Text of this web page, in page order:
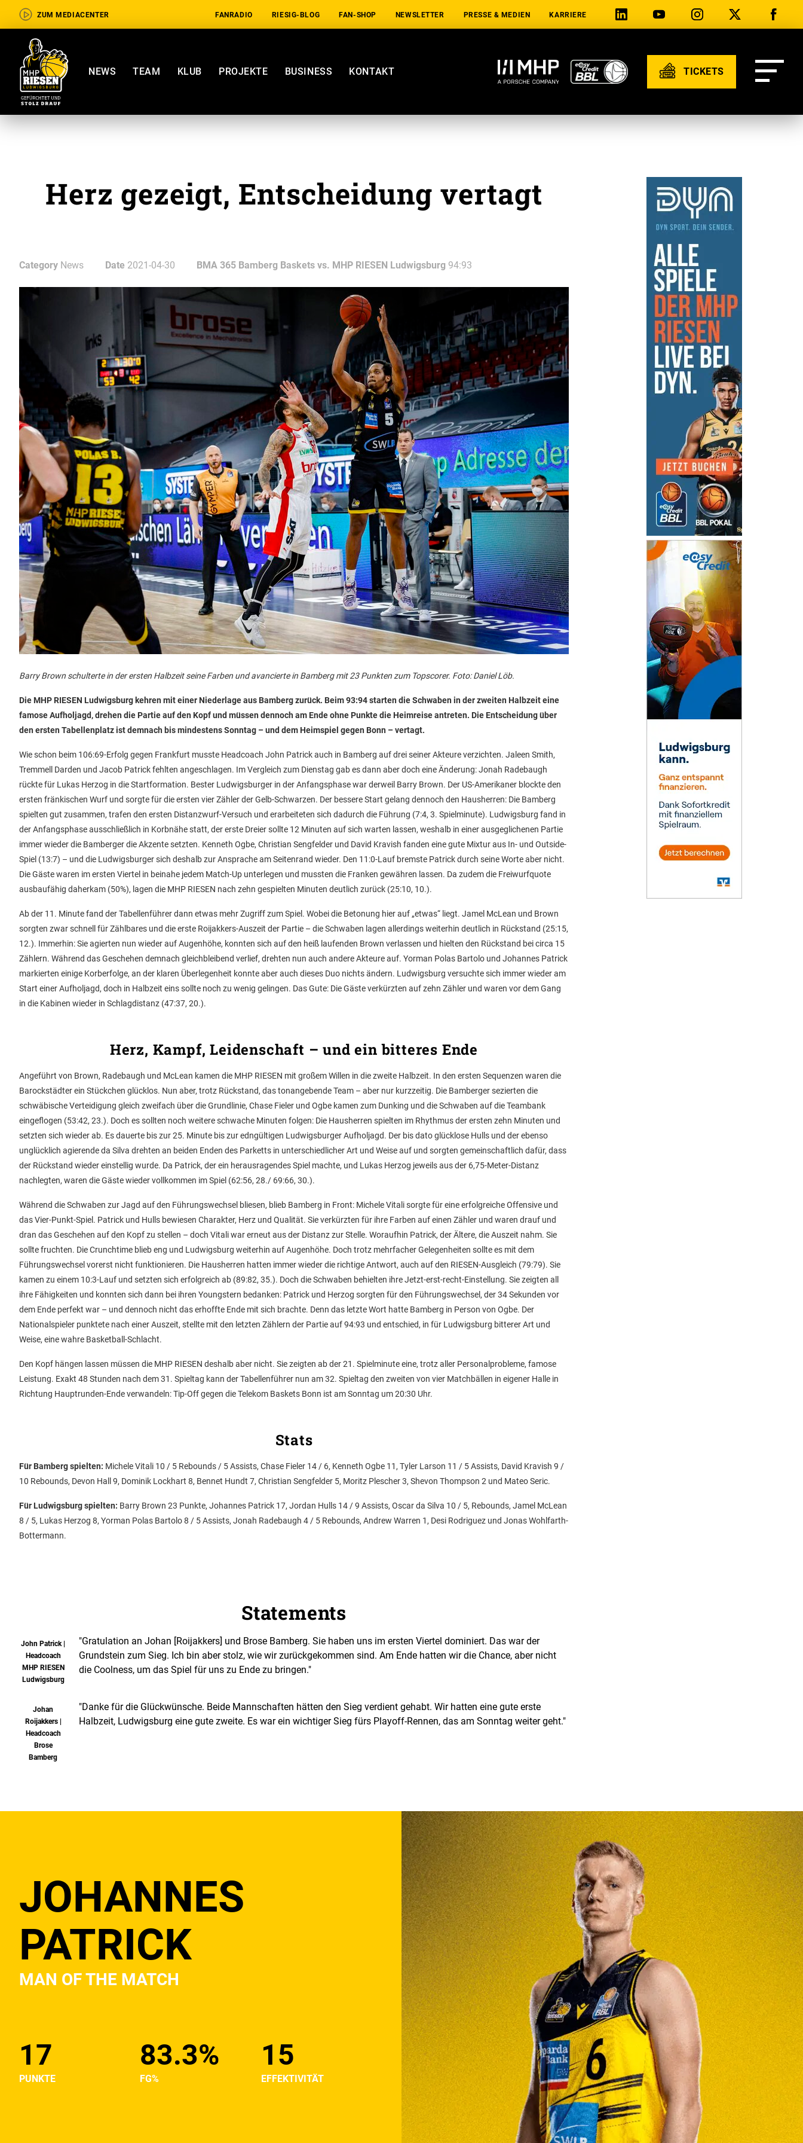
ZUM MEDIACENTER FANRADIO RIESIG-BLOG FAN-SHOP NEWSLETTER PRESSE & MEDIEN KARRIERE
NEWS TEAM KLUB PROJEKTE BUSINESS KONTAKT TICKETS
Herz gezeigt, Entscheidung vertagt
Category News Date 2021-04-30 BMA 365 Bamberg Baskets vs. MHP RIESEN Ludwigsburg 94:93
Barry Brown schulterte in der ersten Halbzeit seine Farben und avancierte in Bamberg mit 23 Punkten zum Topscorer. Foto: Daniel Löb.
Die MHP RIESEN Ludwigsburg kehren mit einer Niederlage aus Bamberg zurück. Beim 93:94 starten die Schwaben in der zweiten Halbzeit eine
famose Aufholjagd, drehen die Partie auf den Kopf und müssen dennoch am Ende ohne Punkte die Heimreise antreten. Die Entscheidung über
den ersten Tabellenplatz ist demnach bis mindestens Sonntag – und dem Heimspiel gegen Bonn – vertagt.
Wie schon beim 106:69-Erfolg gegen Frankfurt musste Headcoach John Patrick auch in Bamberg auf drei seiner Akteure verzichten. Jaleen Smith,
Tremmell Darden und Jacob Patrick fehlten angeschlagen. Im Vergleich zum Dienstag gab es dann aber doch eine Änderung: Jonah Radebaugh
rückte für Lukas Herzog in die Startformation. Bester Ludwigsburger in der Anfangsphase war derweil Barry Brown. Der US-Amerikaner blockte den
ersten fränkischen Wurf und sorgte für die ersten vier Zähler der Gelb-Schwarzen. Der bessere Start gelang dennoch den Hausherren: Die Bamberg
spielten gut zusammen, trafen den ersten Distanzwurf-Versuch und erarbeiteten sich dadurch die Führung (7:4, 3. Spielminute). Ludwigsburg fand in
der Anfangsphase ausschließlich in Korbnähe statt, der erste Dreier sollte 12 Minuten auf sich warten lassen, weshalb in einer ausgeglichenen Partie
immer wieder die Bamberger die Akzente setzten. Kenneth Ogbe, Christian Sengfelder und David Kravish fanden eine gute Mixtur aus In- und Outside-
Spiel (13:7) – und die Ludwigsburger sich deshalb zur Ansprache am Seitenrand wieder. Den 11:0-Lauf bremste Patrick durch seine Worte aber nicht.
Die Gäste waren im ersten Viertel in beinahe jedem Match-Up unterlegen und mussten die Franken gewähren lassen. Da zudem die Freiwurfquote
ausbaufähig daherkam (50%), lagen die MHP RIESEN nach zehn gespielten Minuten deutlich zurück (25:10, 10.).
Ab der 11. Minute fand der Tabellenführer dann etwas mehr Zugriff zum Spiel. Wobei die Betonung hier auf „etwas“ liegt. Jamel McLean und Brown
sorgten zwar schnell für Zählbares und die erste Roijakkers-Auszeit der Partie – die Schwaben lagen allerdings weiterhin deutlich in Rückstand (25:15,
12.). Immerhin: Sie agierten nun wieder auf Augenhöhe, konnten sich auf den heiß laufenden Brown verlassen und hielten den Rückstand bei circa 15
Zählern. Während das Geschehen demnach gleichbleibend verlief, drehten nun auch andere Akteure auf. Yorman Polas Bartolo und Johannes Patrick
markierten einige Korberfolge, an der klaren Überlegenheit konnte aber auch dieses Duo nichts ändern. Ludwigsburg versuchte sich immer wieder am
Start einer Aufholjagd, doch in Halbzeit eins sollte noch zu wenig gelingen. Das Gute: Die Gäste verkürzten auf zehn Zähler und waren vor dem Gang
in die Kabinen wieder in Schlagdistanz (47:37, 20.).
Herz, Kampf, Leidenschaft – und ein bitteres Ende
Angeführt von Brown, Radebaugh und McLean kamen die MHP RIESEN mit großem Willen in die zweite Halbzeit. In den ersten Sequenzen waren die
Barockstädter ein Stückchen glücklos. Nun aber, trotz Rückstand, das tonangebende Team – aber nur kurzzeitig. Die Bamberger sezierten die
schwäbische Verteidigung gleich zweifach über die Grundlinie, Chase Fieler und Ogbe kamen zum Dunking und die Schwaben auf die Teambank
eingeflogen (53:42, 23.). Doch es sollten noch weitere schwache Minuten folgen: Die Hausherren spielten im Rhythmus der ersten zehn Minuten und
setzten sich wieder ab. Es dauerte bis zur 25. Minute bis zur edngültigen Ludwigsburger Aufholjagd. Der bis dato glücklose Hulls und der ebenso
unglücklich agierende da Silva drehten an beiden Enden des Parketts in unterschiedlicher Art und Weise auf und sorgten gemeinschaftlich dafür, dass
der Rückstand wieder einstellig wurde. Da Patrick, der ein herausragendes Spiel machte, und Lukas Herzog jeweils aus der 6,75-Meter-Distanz
nachlegten, waren die Gäste wieder vollkommen im Spiel (62:56, 28./ 69:66, 30.).
Während die Schwaben zur Jagd auf den Führungswechsel bliesen, blieb Bamberg in Front: Michele Vitali sorgte für eine erfolgreiche Offensive und
das Vier-Punkt-Spiel. Patrick und Hulls bewiesen Charakter, Herz und Qualität. Sie verkürzten für ihre Farben auf einen Zähler und waren drauf und
dran das Geschehen auf den Kopf zu stellen – doch Vitali war erneut aus der Distanz zur Stelle. Woraufhin Patrick, der Ältere, die Auszeit nahm. Sie
sollte fruchten. Die Crunchtime blieb eng und Ludwigsburg weiterhin auf Augenhöhe. Doch trotz mehrfacher Gelegenheiten sollte es mit dem
Führungswechsel vorerst nicht funktionieren. Die Hausherren hatten immer wieder die richtige Antwort, auch auf den RIESEN-Ausgleich (79:79). Sie
kamen zu einem 10:3-Lauf und setzten sich erfolgreich ab (89:82, 35.). Doch die Schwaben behielten ihre Jetzt-erst-recht-Einstellung. Sie zeigten all
ihre Fähigkeiten und konnten sich dann bei ihren Youngstern bedanken: Patrick und Herzog sorgten für den Führungswechsel, der 34 Sekunden vor
dem Ende perfekt war – und dennoch nicht das erhoffte Ende mit sich brachte. Denn das letzte Wort hatte Bamberg in Person von Ogbe. Der
Nationalspieler punktete nach einer Auszeit, stellte mit den letzten Zählern der Partie auf 94:93 und entschied, in für Ludwigsburg bitterer Art und
Weise, eine wahre Basketball-Schlacht.
Den Kopf hängen lassen müssen die MHP RIESEN deshalb aber nicht. Sie zeigten ab der 21. Spielminute eine, trotz aller Personalprobleme, famose
Leistung. Exakt 48 Stunden nach dem 31. Spieltag kann der Tabellenführer nun am 32. Spieltag den zweiten von vier Matchbällen in eigener Halle in
Richtung Hauptrunden-Ende verwandeln: Tip-Off gegen die Telekom Baskets Bonn ist am Sonntag um 20:30 Uhr.
Stats
Für Bamberg spielten: Michele Vitali 10 / 5 Rebounds / 5 Assists, Chase Fieler 14 / 6, Kenneth Ogbe 11, Tyler Larson 11 / 5 Assists, David Kravish 9 /
10 Rebounds, Devon Hall 9, Dominik Lockhart 8, Bennet Hundt 7, Christian Sengfelder 5, Moritz Plescher 3, Shevon Thompson 2 und Mateo Seric.
Für Ludwigsburg spielten: Barry Brown 23 Punkte, Johannes Patrick 17, Jordan Hulls 14 / 9 Assists, Oscar da Silva 10 / 5, Rebounds, Jamel McLean
8 / 5, Lukas Herzog 8, Yorman Polas Bartolo 8 / 5 Assists, Jonah Radebaugh 4 / 5 Rebounds, Andrew Warren 1, Desi Rodriguez und Jonas Wohlfarth-
Bottermann.
Statements
John Patrick |
Headcoach
MHP RIESEN
Ludwigsburg
"Gratulation an Johan [Roijakkers] und Brose Bamberg. Sie haben uns im ersten Viertel dominiert. Das war der
Grundstein zum Sieg. Ich bin aber stolz, wie wir zurückgekommen sind. Am Ende hatten wir die Chance, aber nicht
die Coolness, um das Spiel für uns zu Ende zu bringen."
Johan
Roijakkers |
Headcoach
Brose
Bamberg
"Danke für die Glückwünsche. Beide Mannschaften hätten den Sieg verdient gehabt. Wir hatten eine gute erste
Halbzeit, Ludwigsburg eine gute zweite. Es war ein wichtiger Sieg fürs Playoff-Rennen, das am Sonntag weiter geht."
JOHANNES
PATRICK
MAN OF THE MATCH
17
PUNKTE
83.3%
FG%
15
EFFEKTIVITÄT